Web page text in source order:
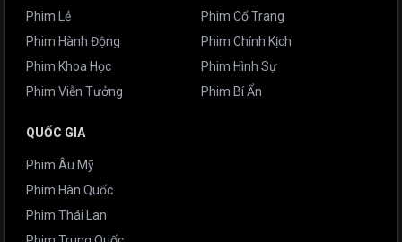
Phim Lẻ
Phim Hành Động
Phim Khoa Học
Phim Viễn Tưởng
Phim Cổ Trang
Phim Chính Kịch
Phim Hình Sự
Phim Bí Ẩn
QUỐC GIA
Phim Âu Mỹ
Phim Hàn Quốc
Phim Thái Lan